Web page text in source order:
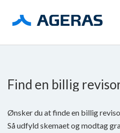
Find en billig
Ønsker du at finde en billig
Så udfyld skemaet og modtag